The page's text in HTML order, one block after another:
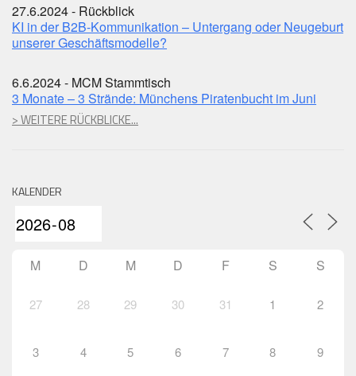
27.6.2024 - Rückblick
KI in der B2B-Kommunikation – Untergang oder Neugeburt
unserer Geschäftsmodelle?
6.6.2024 - MCM Stammtisch
3 Monate – 3 Strände: Münchens Piratenbucht im Juni
> WEITERE RÜCKBLICKE...
KALENDER
M D M D F S S
27 28 29 30 31 1 2
3 4 5 6 7 8 9